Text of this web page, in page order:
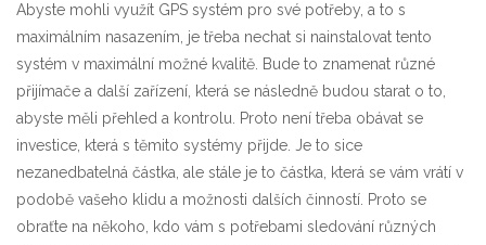
Abyste mohli využít GPS systém pro své potřeby, a to s
maximálním nasazením, je třeba nechat si nainstalovat tento
systém v maximální možné kvalitě. Bude to znamenat různé
přijímače a další zařízení, která se následně budou starat o to,
abyste měli přehled a kontrolu. Proto není třeba obávat se
investice, která s těmito systémy přijde. Je to sice
nezanedbatelná částka, ale stále je to částka, která se vám vrátí v
podobě vašeho klidu a možnosti dalších činností. Proto se
obraťte na někoho, kdo vám s potřebami sledování různých